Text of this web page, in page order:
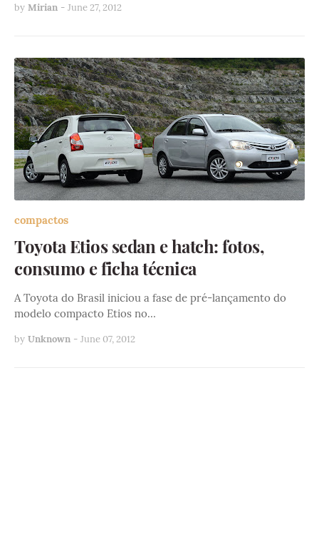
by Mirian - June 27, 2012
compactos
Toyota Etios sedan e hatch: fotos,
consumo e ficha técnica
A Toyota do Brasil iniciou a fase de pré-lançamento do
modelo compacto Etios no…
by Unknown - June 07, 2012